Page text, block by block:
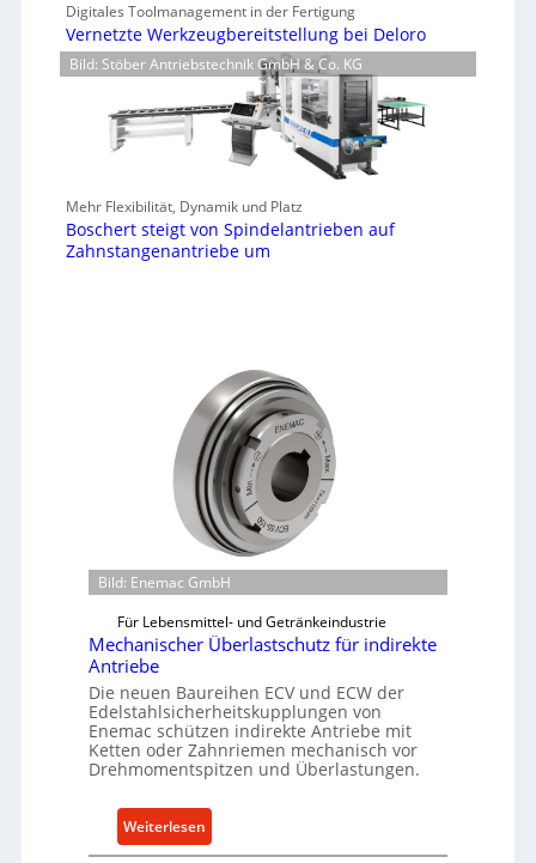
Digitales Toolmanagement in der Fertigung
Vernetzte Werkzeugbereitstellung bei Deloro
Bild: Stöber Antriebstechnik GmbH & Co. KG
Mehr Flexibilität, Dynamik und Platz
Boschert steigt von Spindelantrieben auf
Zahnstangenantriebe um
Bild: Enemac GmbH
Für Lebensmittel- und Getränkeindustrie
Mechanischer Überlastschutz für indirekte
Antriebe
Die neuen Baureihen ECV und ECW der
Edelstahlsicherheitskupplungen von
Enemac schützen indirekte Antriebe mit
Ketten oder Zahnriemen mechanisch vor
Drehmomentspitzen und Überlastungen.
Weiterlesen
M